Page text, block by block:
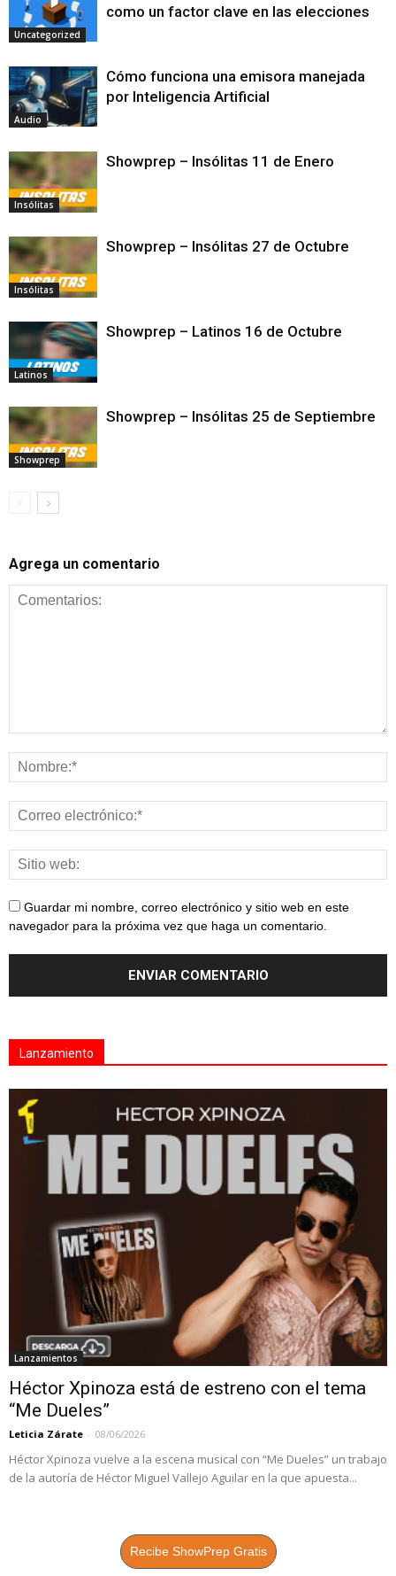
Uncategorized
como un factor clave en las elecciones
Audio
Cómo funciona una emisora manejada
por Inteligencia Artificial
Insólitas
Showprep – Insólitas 11 de Enero
Insólitas
Showprep – Insólitas 27 de Octubre
Latinos
Showprep – Latinos 16 de Octubre
Showprep
Showprep – Insólitas 25 de Septiembre
Agrega un comentario
Guardar mi nombre, correo electrónico y sitio web en este
navegador para la próxima vez que haga un comentario.
Lanzamiento
Lanzamientos
Héctor Xpinoza está de estreno con el tema
“Me Dueles”
Leticia Zárate - 08/06/2026
Héctor Xpinoza vuelve a la escena musical con “Me Dueles” un trabajo
de la autoría de Héctor Miguel Vallejo Aguilar en la que apuesta...
Recibe ShowPrep Gratis